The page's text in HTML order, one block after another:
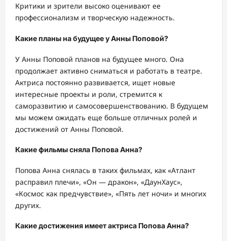
Критики и зрители высоко оценивают ее
профессионализм и творческую надежность.
Какие планы на будущее у Анны Поповой?
У Анны Поповой планов на будущее много. Она
продолжает активно сниматься и работать в театре.
Актриса постоянно развивается, ищет новые
интересные проекты и роли, стремится к
саморазвитию и самосовершенствованию. В будущем
мы можем ожидать еще больше отличных ролей и
достижений от Анны Поповой.
Какие фильмы сняла Попова Анна?
Попова Анна снялась в таких фильмах, как «Атлант
расправил плечи», «Он — дракон», «ДаунХаус»,
«Космос как предчувствие», «Пять лет ночи» и многих
других.
Какие достижения имеет актриса Попова Анна?